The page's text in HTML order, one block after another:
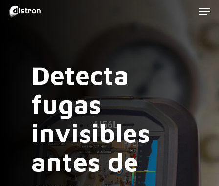
Skip
Detecta
fugas
invisibles
antes de